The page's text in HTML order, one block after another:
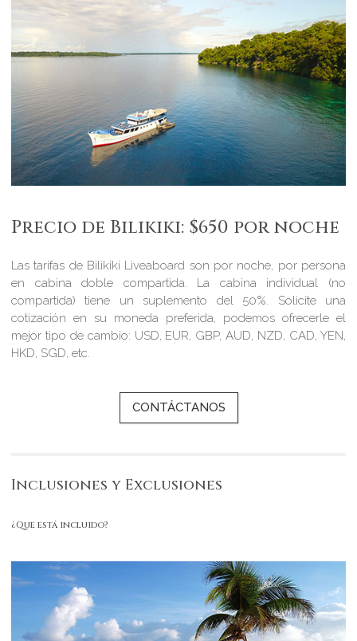
Precio de Bilikiki: $650 por noche
Las tarifas de Bilikiki Liveaboard son por noche, por persona
en cabina doble compartida. La cabina individual (no
compartida) tiene un suplemento del 50%. Solicite una
cotización en su moneda preferida, podemos ofrecerle el
mejor tipo de cambio: USD, EUR, GBP, AUD, NZD, CAD, YEN,
HKD, SGD, etc.
CONTÁCTANOS
Inclusiones y Exclusiones
¿Que está incluido?